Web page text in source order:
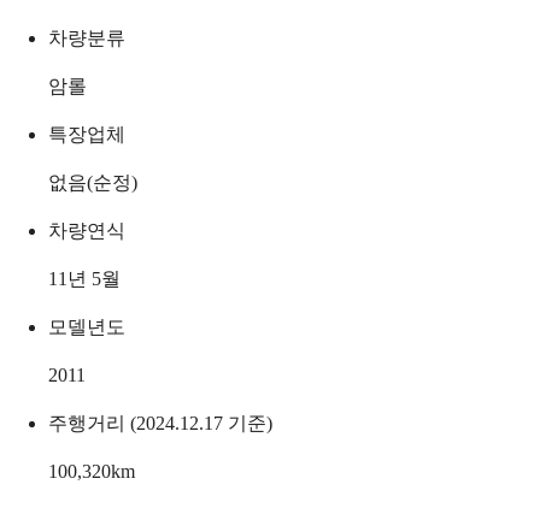
차량분류
암롤
특장업체
없음(순정)
차량연식
11년 5월
모델년도
2011
주행거리 (2024.12.17 기준)
100,320km